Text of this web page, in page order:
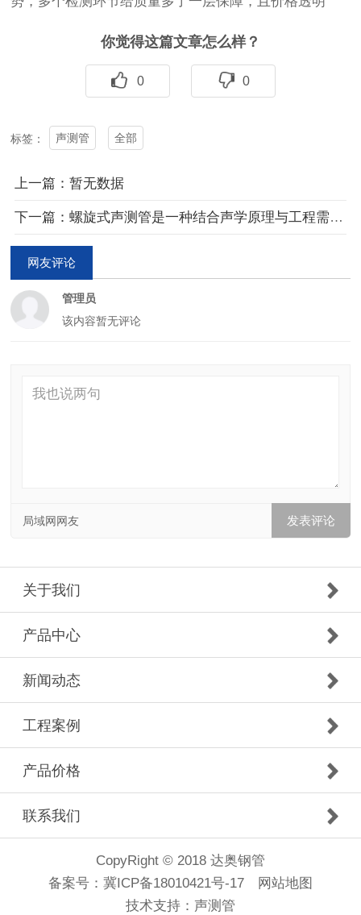
你觉得这篇文章怎么样？
0 0
标签： 声测管 全部
上一篇：暂无数据
下一篇：螺旋式声测管是一种结合声学原理与工程需求规划的多功能检测设备
网友评论
管理员
该内容暂无评论
局域网网友
关于我们
产品中心
新闻动态
工程案例
产品价格
联系我们
CopyRight © 2018 达奥钢管
备案号： 冀ICP备18010421号-17
网站地图
技术支持： 声测管